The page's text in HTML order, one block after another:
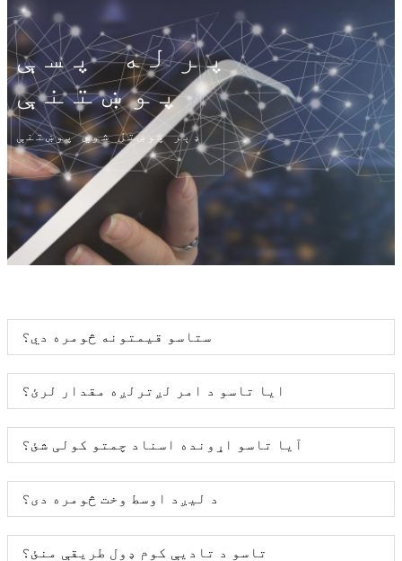
پرله پسې
پوښتنې
ډېر پوښتل شوي پوښتنې
ستاسو قیمتونه څومره دي؟
ایا تاسو د امر لږترلږه مقدار لرئ؟
آیا تاسو اړونده اسناد چمتو کولی شئ؟
د لیږد اوسط وخت څومره دی؟
تاسو د تادیې کوم ډول طریقې منئ؟